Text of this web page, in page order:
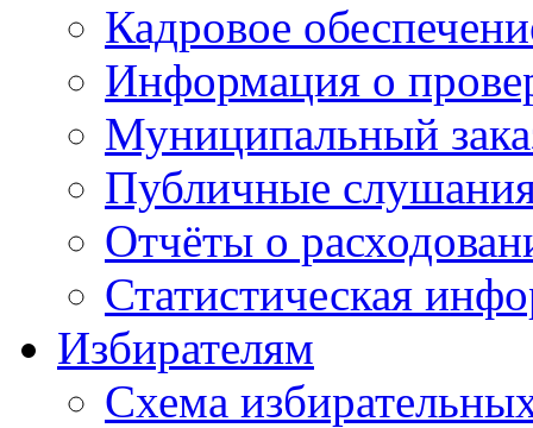
Кадровое
Информация о
Муниципальный
Публичные
Отчёты о
Статистическая
Избирателям
Схема